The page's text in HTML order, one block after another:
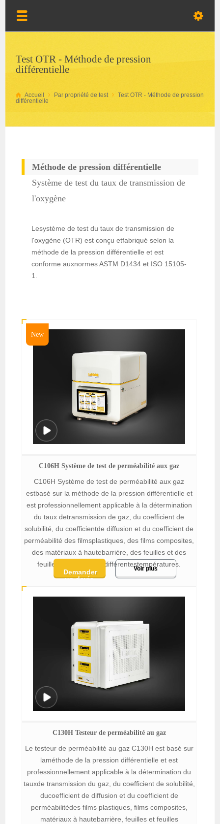
Test OTR - Méthode de pression
différentielle
Accueil Par propriété de test
Test OTR - Méthode de pression
différentielle
Méthode de pression différentielle
Système de test du taux de transmission de
l'oxygène
Lesystème de test du taux de transmission de
l'oxygène (OTR) est conçu etfabriqué selon la
méthode de la pression différentielle et est
conforme auxnormes ASTM D1434 et ISO 15105-
1.
New
C106H Système de test de perméabilité aux gaz
C106H Système de test de perméabilité aux gaz
estbasé sur la méthode de la pression différentielle et
est professionnellement applicable à la détermination
du taux detransmission de gaz, du coefficient de
solubilité, du coefficientde diffusion et du coefficient de
perméabilité des filmsplastiques, des films composites,
des matériaux à hautebarrière, des feuilles et des
feuilles métalliques à différentestempératures.
Demander
un devis
Voir plus
C130H Testeur de perméabilité au gaz
Le testeur de perméabilité au gaz C130H est basé sur
laméthode de la pression différentielle et est
professionnellement applicable à la détermination du
tauxde transmission du gaz, du coefficient de solubilité,
ducoefficient de diffusion et du coefficient de
perméabilitédes films plastiques, films composites,
matériaux à hautebarrière, feuilles et feuilles